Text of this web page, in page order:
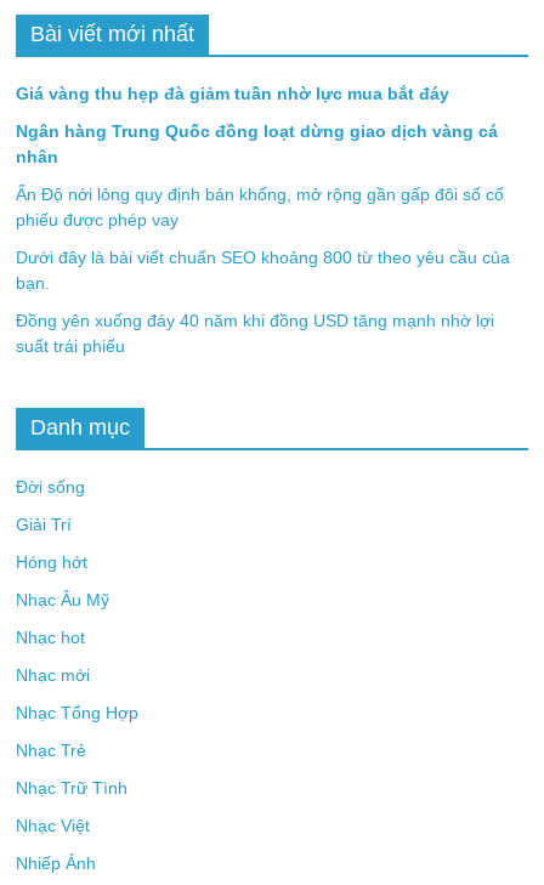
Bài viết mới nhất
Giá vàng thu hẹp đà giảm tuần nhờ lực mua bắt đáy
Ngân hàng Trung Quốc đồng loạt dừng giao dịch vàng cá
nhân
Ấn Độ nới lỏng quy định bán khống, mở rộng gần gấp đôi số cổ
phiếu được phép vay
Dưới đây là bài viết chuẩn SEO khoảng 800 từ theo yêu cầu của
bạn.
Đồng yên xuống đáy 40 năm khi đồng USD tăng mạnh nhờ lợi
suất trái phiếu
Danh mục
Đời sống
Giải Trí
Hóng hớt
Nhạc Âu Mỹ
Nhạc hot
Nhạc mới
Nhạc Tổng Hợp
Nhạc Trẻ
Nhạc Trữ Tình
Nhạc Việt
Nhiếp Ảnh